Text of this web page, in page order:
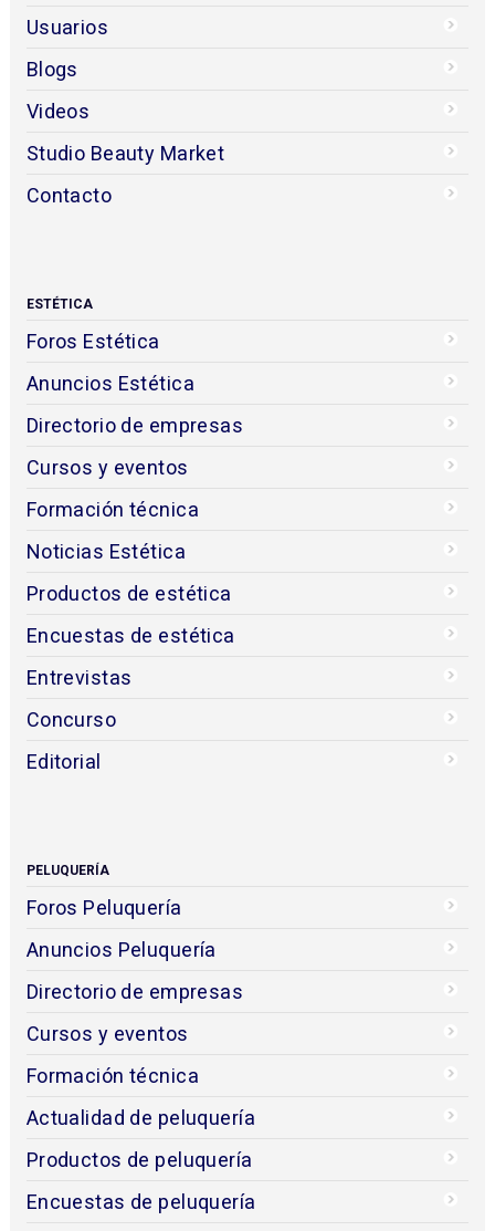
Usuarios
Blogs
Videos
Studio Beauty Market
Contacto
ESTÉTICA
Foros Estética
Anuncios Estética
Directorio de empresas
Cursos y eventos
Formación técnica
Noticias Estética
Productos de estética
Encuestas de estética
Entrevistas
Concurso
Editorial
PELUQUERÍA
Foros Peluquería
Anuncios Peluquería
Directorio de empresas
Cursos y eventos
Formación técnica
Actualidad de peluquería
Productos de peluquería
Encuestas de peluquería